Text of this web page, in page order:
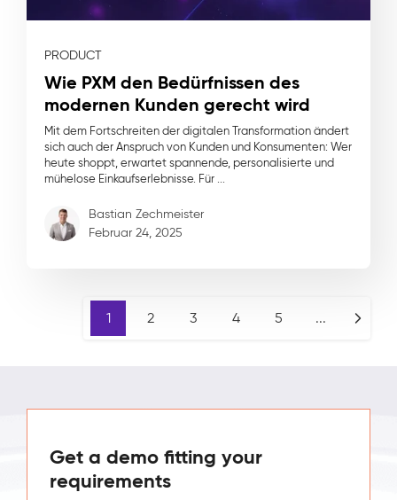
PRODUCT
Wie PXM den Bedürfnissen des
modernen Kunden gerecht wird
Mit dem Fortschreiten der digitalen Transformation ändert
sich auch der Anspruch von Kunden und Konsumenten: Wer
heute shoppt, erwartet spannende, personalisierte und
mühelose Einkaufserlebnisse. Für ...
Bastian Zechmeister
Februar 24, 2025
1 2 3 4 5 ...
Get a demo fitting your
requirements